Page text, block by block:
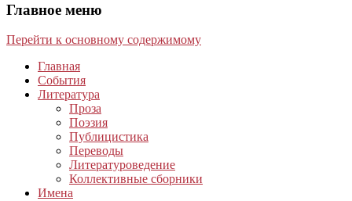
Главное меню
Перейти к основному содержимому
Главная
События
Литература
Проза
Поэзия
Публицистика
Переводы
Литературоведение
Коллективные сборники
Имена